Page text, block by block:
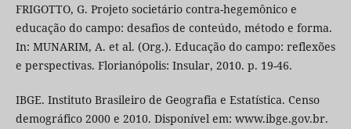
FRIGOTTO, G. Projeto societário contra-hegemônico e
educação do campo: desafios de conteúdo, método e forma.
In: MUNARIM, A. et al. (Org.). Educação do campo: reflexões
e perspectivas. Florianópolis: Insular, 2010. p. 19-46.
IBGE. Instituto Brasileiro de Geografia e Estatística. Censo
demográfico 2000 e 2010. Disponível em: www.ibge.gov.br.